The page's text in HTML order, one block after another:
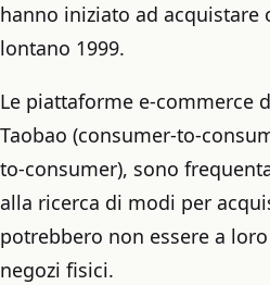
hanno iniziato ad acquistare
lontano 1999.
Le piattaforme e-commerce
Taobao (consumer-to-
to-consumer), sono
alla ricerca di modi per
potrebbero non essere a
negozi fisici.